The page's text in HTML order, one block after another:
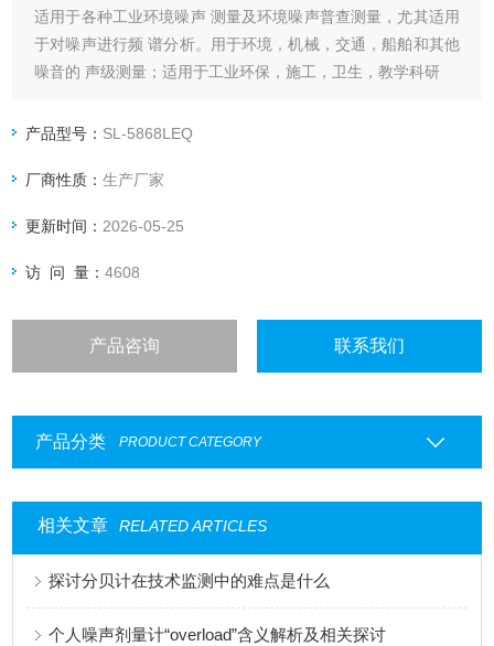
适用于各种工业环境噪声 测量及环境噪声普查测量，尤其适用
于对噪声进行频 谱分析。用于环境，机械，交通，船舶和其他
噪音的 声级测量；适用于工业环保，施工，卫生，教学科研
产品型号： SL-5868LEQ
厂商性质：生产厂家
更新时间： 2026-05-25
访 问 量：4608
产品咨询 联系我们
产品分类 PRODUCT CATEGORY
相关文章 RELATED ARTICLES
探讨分贝计在技术监测中的难点是什么
个人噪声剂量计“overload”含义解析及相关探讨